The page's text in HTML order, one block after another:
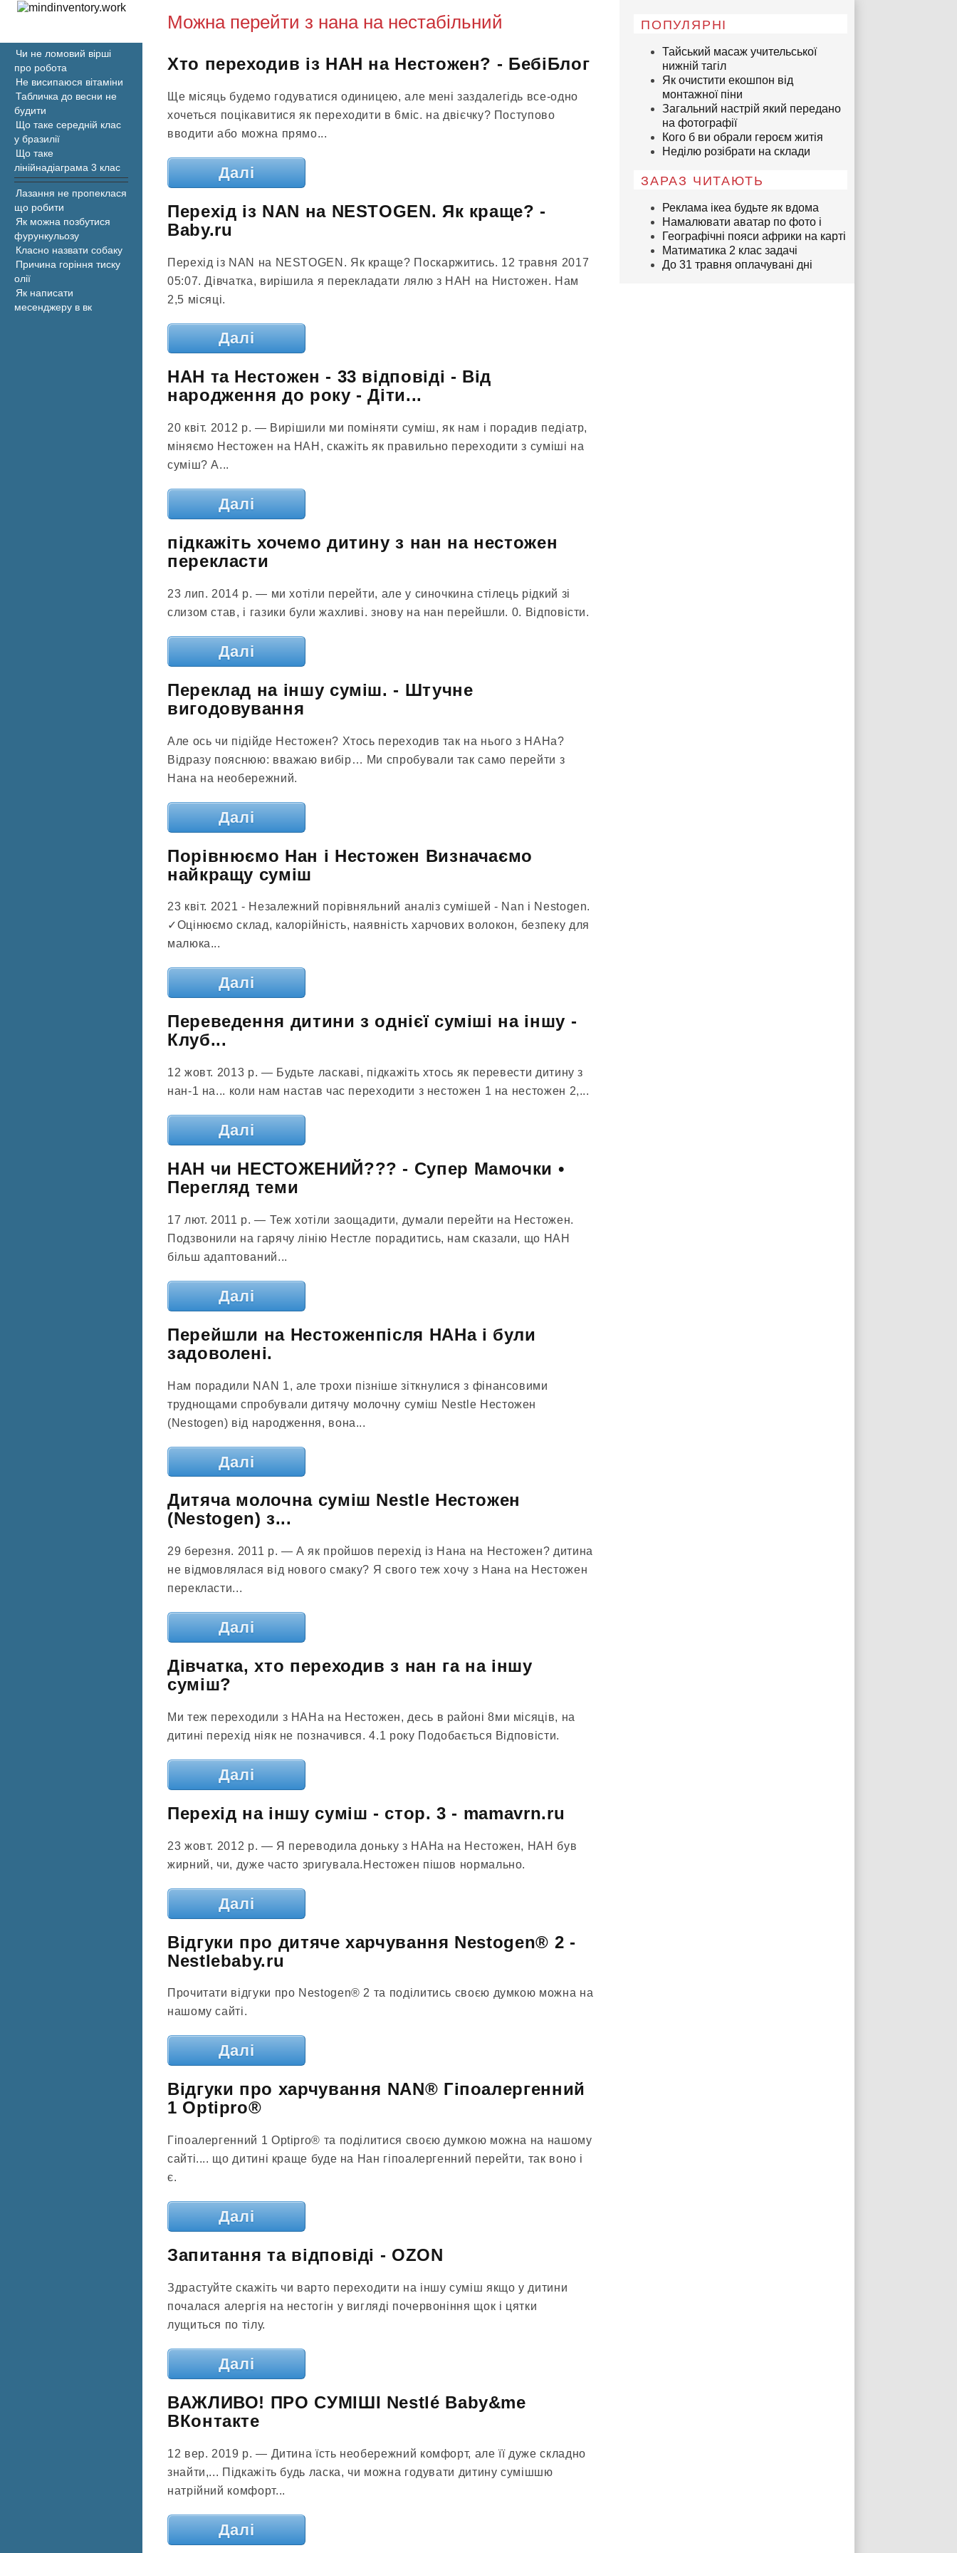
Можна перейти з нана на нестабільний
Хто переходив із НАН на Нестожен? - БебіБлог
Ще місяць будемо годуватися одиницею, але мені заздалегідь все-одно
хочеться поцікавитися як переходити в 6міс. на двієчку? Поступово
вводити або можна прямо...
Далі
Перехід із NAN на NESTOGEN. Як краще? -
Baby.ru
Перехід із NAN на NESTOGEN. Як краще? Поскаржитись. 12 травня 2017
05:07. Дівчатка, вирішила я перекладати лялю з НАН на Нистожен. Нам
2,5 місяці.
Далі
НАН та Нестожен - 33 відповіді - Від
народження до року - Діти...
20 квіт. 2012 р. — Вирішили ми поміняти суміш, як нам і порадив педіатр,
міняємо Нестожен на НАН, скажіть як правильно переходити з суміші на
суміш? А...
Далі
підкажіть хочемо дитину з нан на нестожен
перекласти
23 лип. 2014 р. — ми хотіли перейти, але у синочкина стілець рідкий зі
слизом став, і газики були жахливі. знову на нан перейшли. 0. Відповісти.
Далі
Переклад на іншу суміш. - Штучне
вигодовування
Але ось чи підійде Нестожен? Хтось переходив так на нього з НАНа?
Відразу пояснюю: вважаю вибір… Ми спробували так само перейти з
Нана на необережний.
Далі
Порівнюємо Нан і Нестожен Визначаємо
найкращу суміш
23 квіт. 2021 - Незалежний порівняльний аналіз сумішей - Nan і Nestogen.
✓Оцінюємо склад, калорійність, наявність харчових волокон, безпеку для
малюка...
Далі
Переведення дитини з однієї суміші на іншу -
Клуб...
12 жовт. 2013 р. — Будьте ласкаві, підкажіть хтось як перевести дитину з
нан-1 на... коли нам настав час переходити з нестожен 1 на нестожен 2,...
Далі
НАН чи НЕСТОЖЕНИЙ??? - Супер Мамочки •
Перегляд теми
17 лют. 2011 р. — Теж хотіли заощадити, думали перейти на Нестожен.
Подзвонили на гарячу лінію Нестле порадитись, нам сказали, що НАН
більш адаптований...
Далі
Перейшли на Нестоженпісля НАНа і були
задоволені.
Нам порадили NAN 1, але трохи пізніше зіткнулися з фінансовими
труднощами спробували дитячу молочну суміш Nestle Нестожен
(Nestogen) від народження, вона...
Далі
Дитяча молочна суміш Nestle Нестожен
(Nestogen) з...
29 березня. 2011 р. — А як пройшов перехід із Нана на Нестожен? дитина
не відмовлялася від нового смаку? Я свого теж хочу з Нана на Нестожен
перекласти...
Далі
Дівчатка, хто переходив з нан га на іншу
суміш?
Ми теж переходили з НАНа на Нестожен, десь в районі 8ми місяців, на
дитині перехід ніяк не позначився. 4.1 року Подобається Відповісти.
Далі
Перехід на іншу суміш - стор. 3 - mamavrn.ru
23 жовт. 2012 р. — Я переводила доньку з НАНа на Нестожен, НАН був
жирний, чи, дуже часто зригувала.Нестожен пішов нормально.
Далі
Відгуки про дитяче харчування Nestogen® 2 -
Nestlebaby.ru
Прочитати відгуки про Nestogen® 2 та поділитись своєю думкою можна на
нашому сайті.
Далі
Відгуки про харчування NAN® Гіпоалергенний
1 Optipro®
Гіпоалергенний 1 Optipro® та поділитися своєю думкою можна на нашому
сайті.... що дитині краще буде на Нан ​​гіпоалергенний перейти, так воно і
є.
Далі
Запитання та відповіді - OZON
Здрастуйте скажіть чи варто переходити на іншу суміш якщо у дитини
почалася алергія на нестогін у вигляді почервоніння щок і цятки
лущиться по тілу.
Далі
ВАЖЛИВО! ПРО СУМІШІ Nestlé Baby&me
ВКонтакте
12 вер. 2019 р. — Дитина їсть необережний комфорт, але її дуже складно
знайти,... Підкажіть будь ласка, чи можна годувати дитину сумішшю
натрійний комфорт...
Далі
ПОПУЛЯРНІ
Тайський масаж учительської
нижній тагіл
Як очистити екошпон від
монтажної піни
Загальний настрій який передано
на фотографії
Кого б ви обрали героєм житія
Неділю розібрати на склади
ЗАРАЗ ЧИТАЮТЬ
Реклама ікеа будьте як вдома
Намалювати аватар по фото i
Географічні пояси африки на карті
Матиматика 2 клас задачі
До 31 травня оплачувані дні
Чи не ломовий вірші
про робота
Не висипаюся вітаміни
Табличка до весни не
будити
Що таке середній клас
у бразилії
Що таке
лінійнадіаграма 3 клас
Лазання не пропеклася
що робити
Як можна позбутися
фурункульозу
Класно назвати собаку
Причина горіння тиску
олії
Як написати
месенджеру в вк